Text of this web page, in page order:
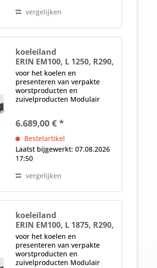
vergelijken
koeleiland
ERIN EM100, L 1250, R290,
nachtblind
voor het koelen en
presenteren van verpakte
worstproducten en
zuivelproducten Modulair
Basisversie zonder plexiglas
zijpanelen (speciale
accessoire) Elektronische...
6.689,00 € *
Bestelartikel
Laatst bijgewerkt: 07.08.2026
17:50
vergelijken
koeleiland
ERIN EM100, L 1875, R290,
nachtblind
voor het koelen en
presenteren van verpakte
worstproducten en
zuivelproducten Modulair